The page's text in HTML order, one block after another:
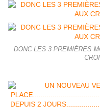
DONC LES 3 PREMIÈRES